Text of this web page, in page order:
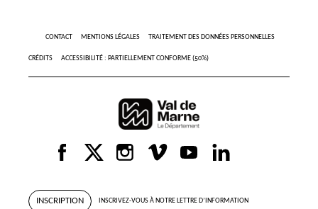
CONTACT MENTIONS LÉGALES TRAITEMENT DES DONNÉES PERSONNELLES
CRÉDITS ACCESSIBILITÉ : PARTIELLEMENT CONFORME (50%)
INSCRIPTION INSCRIVEZ-VOUS À NOTRE LETTRE D’INFORMATION